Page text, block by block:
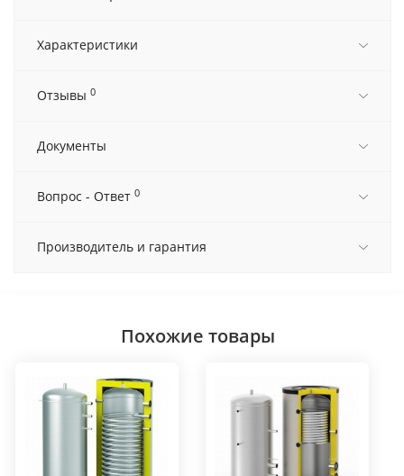
Характеристики
Отзывы 0
Документы
Вопрос - Ответ 0
Производитель и гарантия
Похожие товары